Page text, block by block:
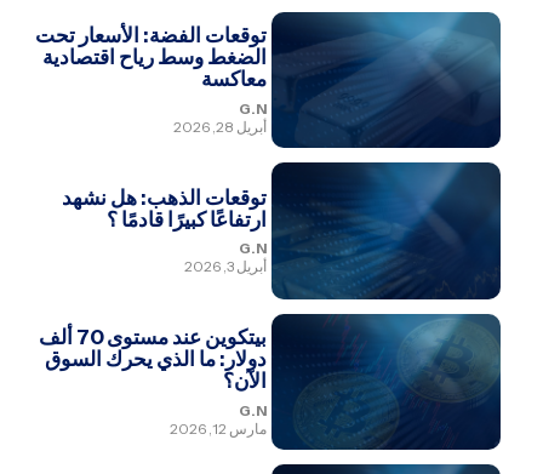
توقعات الفضة: الأسعار تحت
الضغط وسط رياح اقتصادية
معاكسة
G.N
أبريل 28, 2026
توقعات الذهب: هل نشهد
ارتفاعًا كبيرًا قادمًا ؟
G.N
أبريل 3, 2026
بيتكوين عند مستوى 70 ألف
دولار: ما الذي يحرك السوق
الآن؟
G.N
مارس 12, 2026